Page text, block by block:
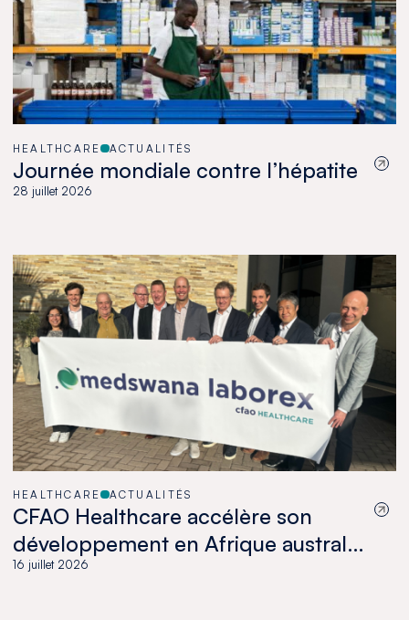
HEALTHCARE ACTUALITÉS
Journée mondiale contre l’hépatite
28 juillet 2026
HEALTHCARE ACTUALITÉS
CFAO Healthcare accélère son
développement en Afrique australe
avec l’acquisition de Medswana au
16 juillet 2026